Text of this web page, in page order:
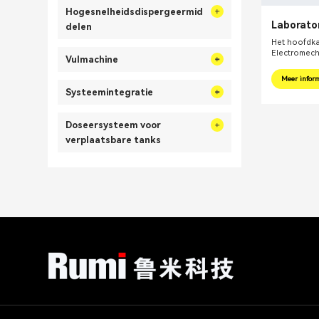
Hogesnelheidsdispergeermid
delen
Vulmachine
Systeemintegratie
Doseersysteem voor
verplaatsbare tanks
Het
centrum –
leveren van
Meer